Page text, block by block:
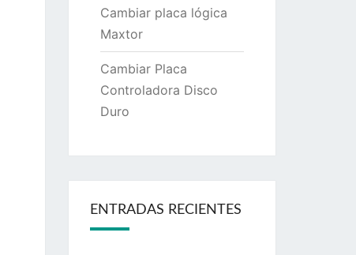
Cambiar placa lógica
Maxtor
Cambiar Placa
Controladora Disco
Duro
ENTRADAS RECIENTES